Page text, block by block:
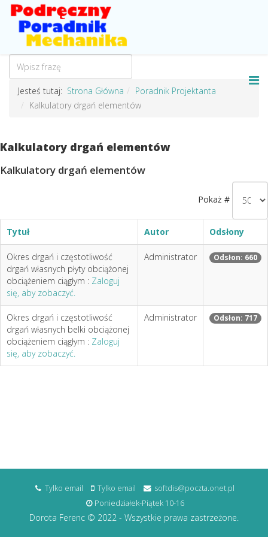
Jesteś tutaj: Strona Główna
Poradnik Projektanta
Kalkulatory drgań elementów
Kalkulatory drgań elementów
Kalkulatory drgań elementów
Pokaż #
Tytuł Autor Odsłony
Okres drgań i częstotliwość
drgań własnych płyty obciążonej
obciążeniem ciągłym : Zaloguj
się, aby zobaczyć.
Administrator Odsłon: 660
Okres drgań i częstotliwość
drgań własnych belki obciążonej
obciążeniem ciągłym : Zaloguj
się, aby zobaczyć.
Administrator Odsłon: 717
Tylko email Tylko email
softdis@poczta.onet.pl
Poniedziałek-Piątek 10-16
Dorota Ferenc © 2022 - Wszystkie prawa zastrzeżone.